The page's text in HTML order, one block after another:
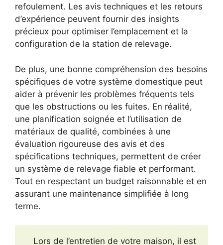
refoulement. Les avis techniques et les retours
d’expérience peuvent fournir des insights
précieux pour optimiser l’emplacement et la
configuration de la station de relevage.
De plus, une bonne compréhension des besoins
spécifiques de votre système domestique peut
aider à prévenir les problèmes fréquents tels
que les obstructions ou les fuites. En réalité,
une planification soignée et l’utilisation de
matériaux de qualité, combinées à une
évaluation rigoureuse des avis et des
spécifications techniques, permettent de créer
un système de relevage fiable et performant.
Tout en respectant un budget raisonnable et en
assurant une maintenance simplifiée à long
terme.
Lors de l’entretien de votre maison, il est